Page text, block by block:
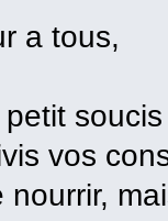
a tous,
vos
nourrir,